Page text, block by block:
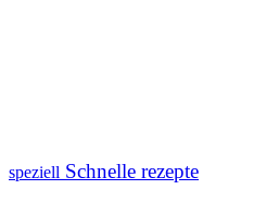
speziell Schnelle rezepte